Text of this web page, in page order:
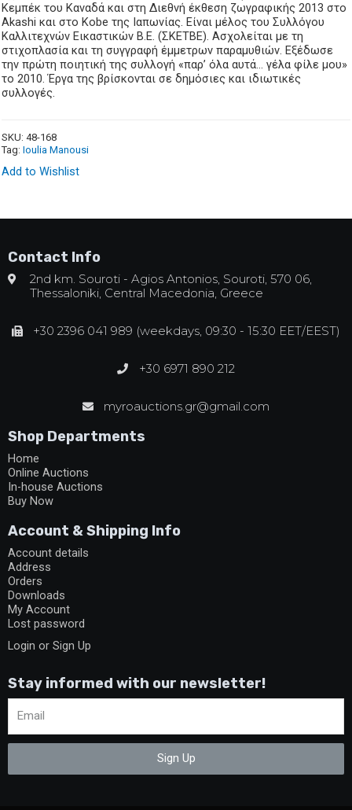
Κεμπέκ του Καναδά και στη Διεθνή έκθεση ζωγραφικής 2013 στο
Akashi και στο Kobe της Ιαπωνίας. Είναι μέλος του Συλλόγου
Καλλιτεχνών Εικαστικών Β.Ε. (ΣΚΕΤΒΕ). Ασχολείται με τη
στιχοπλασία και τη συγγραφή έμμετρων παραμυθιών. Εξέδωσε
την πρώτη ποιητική της συλλογή «παρ’ όλα αυτά… γέλα φίλε μου»
το 2010. Έργα της βρίσκονται σε δημόσιες και ιδιωτικές
συλλογές.
SKU: 48-168
Tag: Ioulia Manousi
Add to Wishlist
Contact Info
2nd km. Souroti - Agios Antonios, Souroti, 570 06,
Thessaloniki, Central Macedonia, Greece
+30 2396 041 989 (weekdays, 09:30 - 15:30 EET/EEST)
+30 6971 890 212
myroauctions.gr@gmail.com
Shop Departments
Home
Online Auctions
In-house Auctions
Buy Now
Account & Shipping Info
Account details
Address
Orders
Downloads
My Account
Lost password
Login or Sign Up
Stay informed with our newsletter!
Sign Up